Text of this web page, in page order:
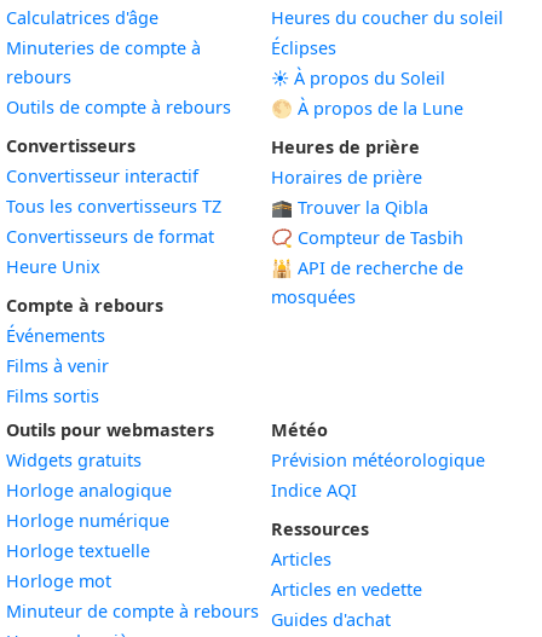
Calculatrices d'âge
Minuteries de compte à
rebours
Outils de compte à rebours
Convertisseurs
Convertisseur interactif
Tous les convertisseurs TZ
Convertisseurs de format
Heure Unix
Compte à rebours
Événements
Films à venir
Films sortis
Heures du coucher du soleil
Éclipses
☀️ À propos du Soleil
🌕 À propos de la Lune
Heures de prière
Horaires de prière
🕋 Trouver la Qibla
📿 Compteur de Tasbih
🕌 API de recherche de
mosquées
Outils pour webmasters
Widgets gratuits
Horloge analogiqueWidget
Horloge numériqueWidget
Horloge textuelleWidget
Horloge motWidget
Minuteur de compte à rebours Widget
Météo
Prévision météorologique
Indice AQI
Ressources
Articles
Articles en vedette
Guides d'achat